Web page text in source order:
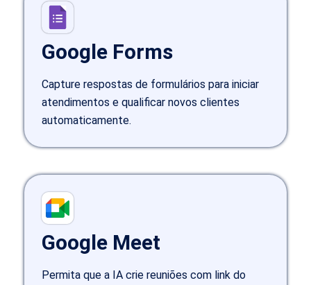
Google Forms
Capture respostas de formulários para iniciar
atendimentos e qualificar novos clientes
automaticamente.
Google Meet
Permita que a IA crie reuniões com link do